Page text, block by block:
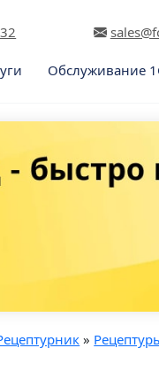
Обслуживание
»